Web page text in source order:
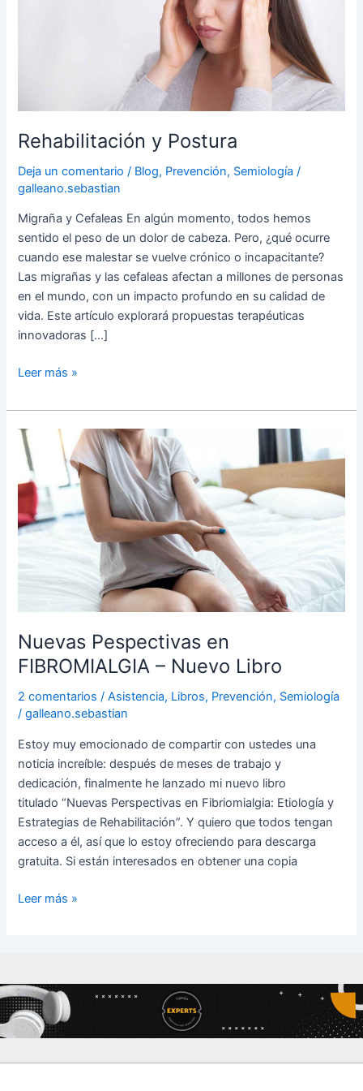
Rehabilitación y Postura
Deja un comentario / Blog, Prevención, Semiología /
galleano.sebastian
Migraña y Cefaleas En algún momento, todos hemos
sentido el peso de un dolor de cabeza. Pero, ¿qué ocurre
cuando ese malestar se vuelve crónico o incapacitante?
Las migrañas y las cefaleas afectan a millones de personas
en el mundo, con un impacto profundo en su calidad de
vida. Este artículo explorará propuestas terapéuticas
innovadoras […]
Leer más »
Nuevas Pespectivas en
FIBROMIALGIA – Nuevo Libro
2 comentarios /Asistencia, Libros, Prevención, Semiología
/galleano.sebastian
Estoy muy emocionado de compartir con ustedes una
noticia increíble: después de meses de trabajo y
dedicación, finalmente he lanzado mi nuevo libro
titulado “Nuevas Perspectivas en Fibriomialgia: Etiología y
Estrategias de Rehabilitación”. Y quiero que todos tengan
acceso a él, así que lo estoy ofreciendo para descarga
gratuita. Si están interesados en obtener una copia
Nuevas
Pespectivas
en
FIBROMIALGIA
–
Nuevo
Leer más »